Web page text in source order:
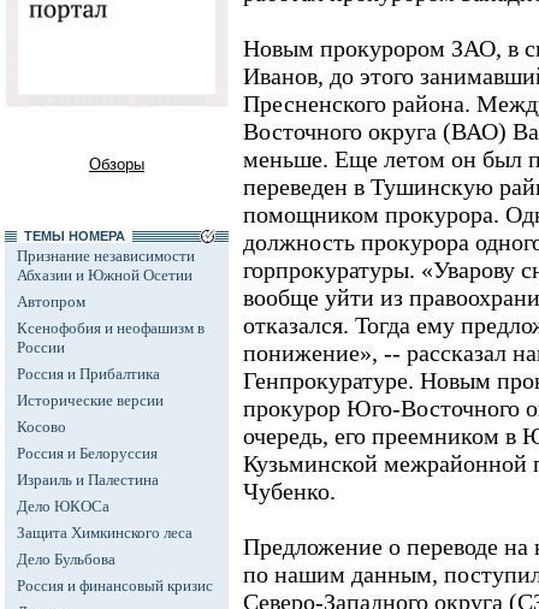
Обзоры
ТЕМЫ НОМЕРА
Признание независимости
Абхазии и Южной Осетии
Автопром
Ксенофобия и неофашизм в
России
Россия и Прибалтика
Исторические версии
Косово
Россия и Белоруссия
Израиль и Палестина
Дело ЮКОСа
Защита Химкинского леса
Дело Бульбова
Россия и финансовый кризис
Новым прокурором ЗАО, в
Иванов, до этого
Пресненского района.
Восточного округа (ВАО)
меньше. Еще летом он был
переведен в Тушинскую
помощником прокурора.
должность прокурора
горпрокуратуры. «Уварову
вообще уйти из
отказался. Тогда ему
понижение», -- рассказал
Генпрокуратуре. Новым
прокурор Юго-Восточного
очередь, его преемником
Кузьминской межрайонной
Чубенко.
Предложение о переводе
по нашим данным,
Северо-Западного округа